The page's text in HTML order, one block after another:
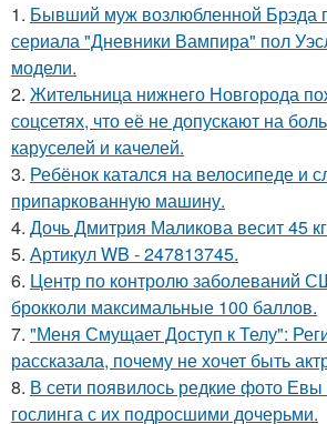
1. Бывший муж возлюбленной Брэда
сериала "Дневники Вампира" пол
модели.
2. Жительница нижнего Новгорода
соцсетях, что её не допускают на
каруселей и качелей.
3. Ребёнок катался на велосипеде и
припаркованную машину.
4. Дочь Дмитрия Маликова весит 45
5. Артикул WB - 247813745.
6. Центр по контролю заболеваний
брокколи максимальные 100 баллов.
7. "Меня Смущает Доступ к Телу":
рассказала, почему не хочет быть
8. В сети появилось редкие фото
гослинга с их подросшими дочерьми.